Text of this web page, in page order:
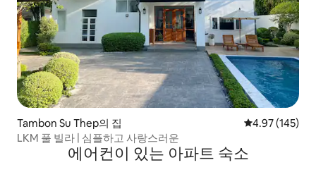
Tambon Su Thep의 집 평점 4.97점(5
4.97 (145)
LKM 풀 빌라 | 심플하고 사랑스러운
에어컨이 있는 아파트 숙소